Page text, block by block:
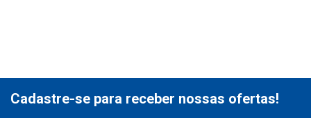
Cadastre-se para receber nossas ofertas!